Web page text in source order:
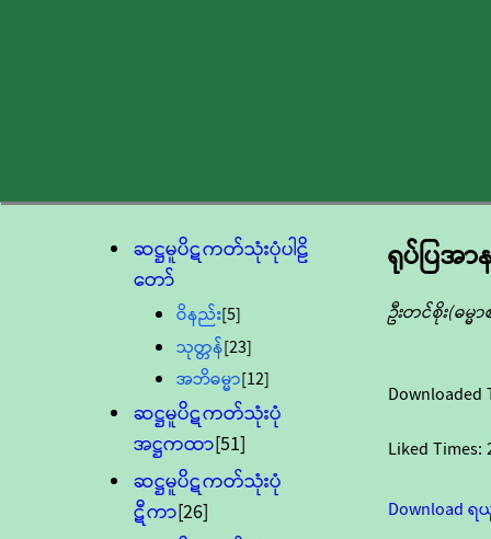
ဆဋ္ဌမူပိဋကတ်သုံးပုံပါဠိ
တော်
ဝိနည်း[5]
သုတ္တန်[23]
အဘိဓမ္မာ[12]
ဆဋ္ဌမူပိဋကတ်သုံးပုံ
အဋ္ဌကထာ[51]
ဆဋ္ဌမူပိဋကတ်သုံးပုံ
ဋီကာ[26]
ရုပ်ပြအာ
ဦးတင်စိုး(ဓမ္မ
Downloaded
Liked Times:
Download